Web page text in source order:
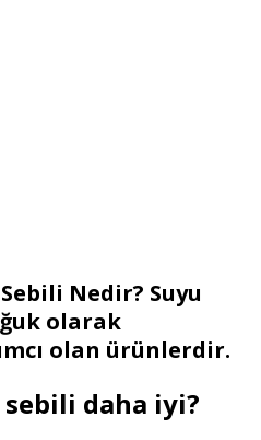
Nedir? Suyu
olarak
olan ürünlerdir.
daha iyi?